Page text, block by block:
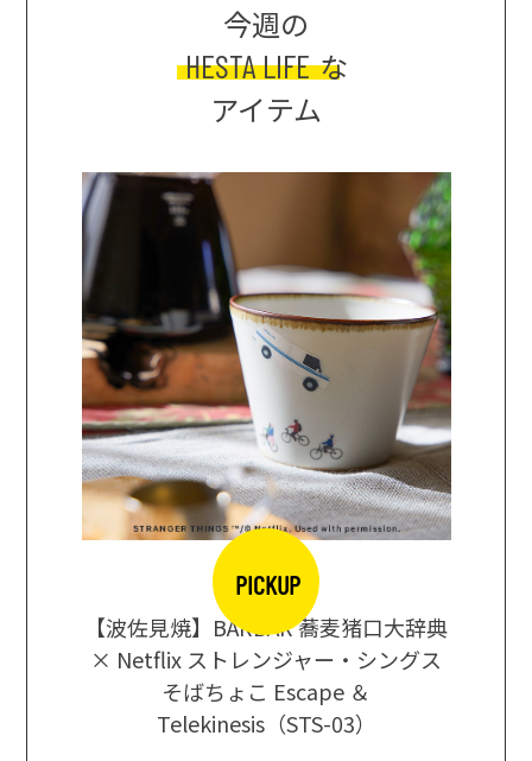
今週の
HESTA LIFE な
アイテム
PICKUP
【波佐見焼】BARBAR 蕎麦猪口大辞典
× Netflix ストレンジャー・シングス
そばちょこ Escape ＆
Telekinesis（STS-03）